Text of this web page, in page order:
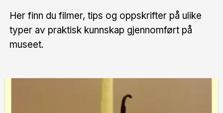
Her finn du filmer, tips og oppskrifter på ulike
typer av praktisk kunnskap gjennomført på
museet.